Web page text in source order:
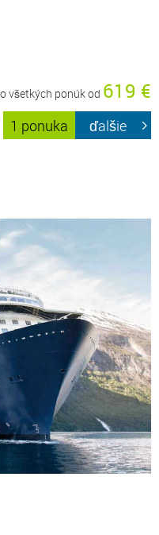
všetkých ponúk od 619 €
1 ponuka ďalšie